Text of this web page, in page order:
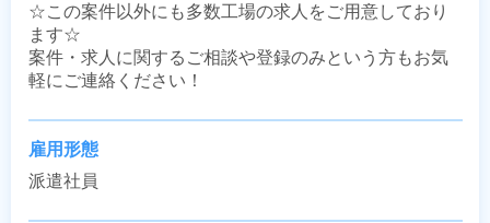
☆この案件以外にも多数工場の求人をご用意しており
ます☆
案件・求人に関するご相談や登録のみという方もお気
軽にご連絡ください！
雇用形態
派遣社員